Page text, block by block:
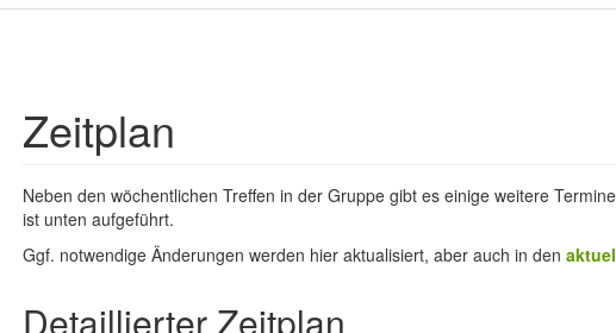
Zeitplan
Neben den wöchentlichen Treffen in der Gruppe gibt es einige weitere
ist unten aufgeführt.
Ggf. notwendige Änderungen werden hier aktualisiert, aber auch in den
Detaillierter Zeitplan